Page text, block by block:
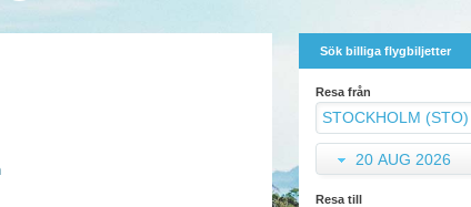
Sök billiga flygbiljetter
Resa från
20 AUG 2026
Resa till